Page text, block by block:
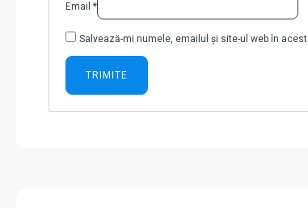
Email *
Salvează-mi numele, emailul și site-ul web în